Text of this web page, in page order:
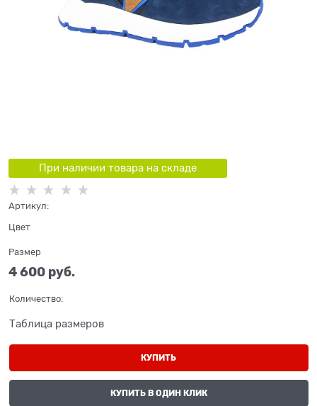
При наличии товара на складе
Артикул:
Цвет
Размер
4 600 руб.
Количество:
Таблица размеров
КУПИТЬ
КУПИТЬ В ОДИН КЛИК